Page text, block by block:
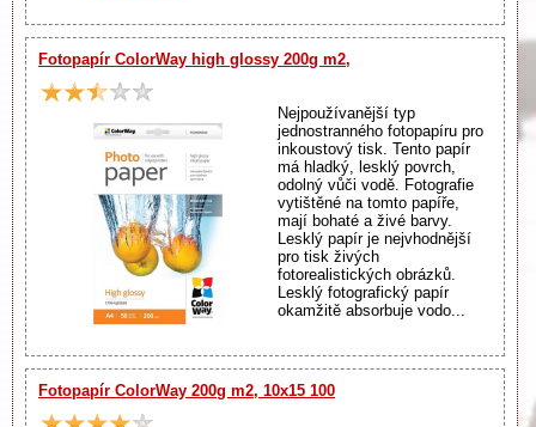
Fotopapír ColorWay high glossy 200g m2,
Nejpoužívanější typ
jednostranného fotopapíru pro
inkoustový tisk. Tento papír
má hladký, lesklý povrch,
odolný vůči vodě. Fotografie
vytištěné na tomto papíře,
mají bohaté a živé barvy.
Lesklý papír je nejvhodnější
pro tisk živých
fotorealistických obrázků.
Lesklý fotografický papír
okamžitě absorbuje vodo...
Fotopapír ColorWay 200g m2, 10x15 100